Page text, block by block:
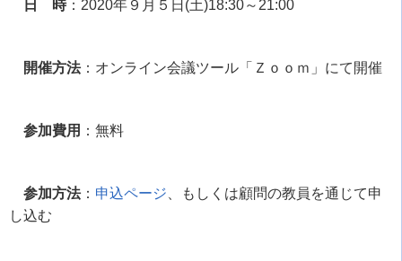
日 時： 2020年９月５日 (土)18:30～ 21:00
開催方法：オンライン会議ツール「Ｚｏｏｍ」にて開催
参加費用 ：無料
参加方法： 申込ページ 、もしくは顧問の教員を通じて申
し込む